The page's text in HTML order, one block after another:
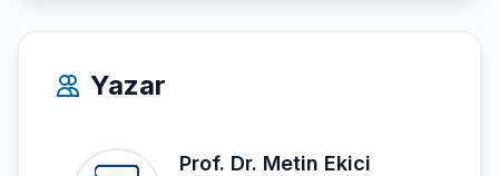
Yazar
Prof. Dr. Metin Ekici